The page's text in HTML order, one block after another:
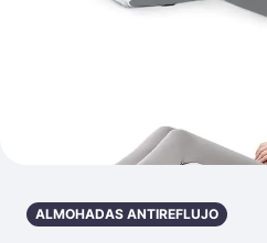
ALMOHADAS ANTIREFLUJO